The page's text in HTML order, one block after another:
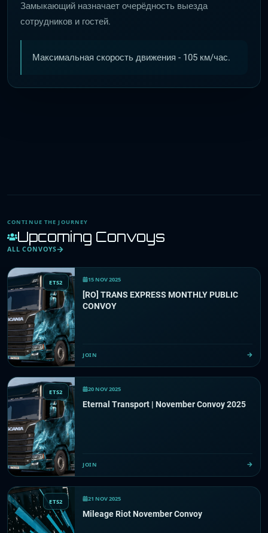
Замыкающий назначает очерёдность выезда
сотрудников и гостей.
Максимальная скорость движения - 105 км/час.
CONTINUE THE JOURNEY
Upcoming Convoys
ALL CONVOYS
ETS2 15 NOV 2025
[RO] TRANS EXPRESS MONTHLY PUBLIC
CONVOY
JOIN
ETS2 20 NOV 2025
Eternal Transport | November Convoy 2025
JOIN
ETS2 21 NOV 2025
Mileage Riot November Convoy